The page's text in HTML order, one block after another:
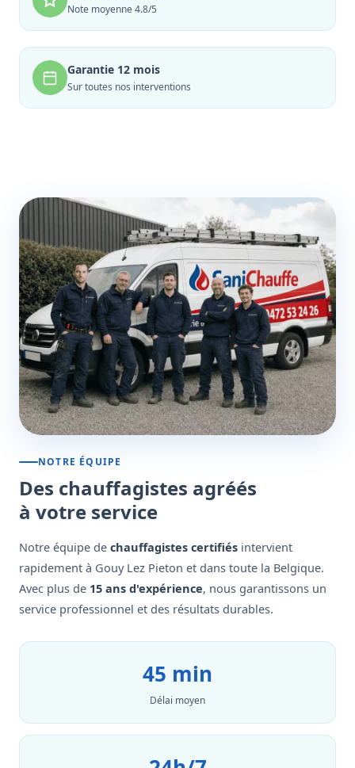
Note moyenne 4.8/5
Garantie 12 mois
Sur toutes nos interventions
NOTRE ÉQUIPE
Des chauffagistes agréés
à votre service
Notre équipe de chauffagistes certifiés intervient
rapidement à Gouy Lez Pieton et dans toute la Belgique.
Avec plus de 15 ans d'expérience, nous garantissons un
service professionnel et des résultats durables.
45 min
Délai moyen